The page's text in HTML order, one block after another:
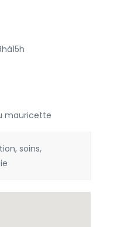
mauricette
soins,